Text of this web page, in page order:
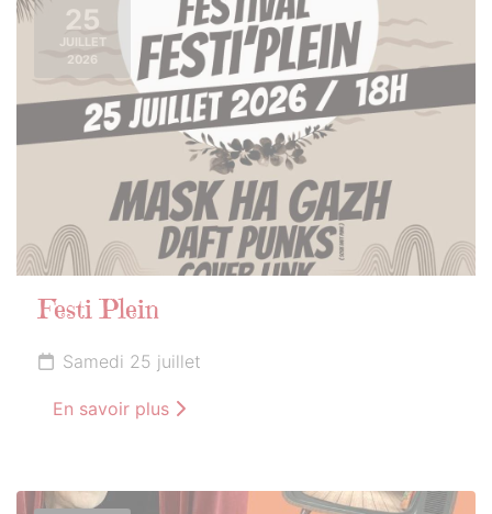
25
JUILLET
2026
Festi Plein
Samedi 25 juillet
En savoir plus